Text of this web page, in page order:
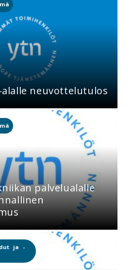
alalle neuvottelutulos
palvelualalle
ja -